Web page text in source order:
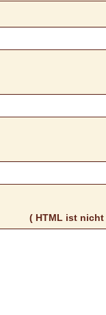
( HTML ist nicht